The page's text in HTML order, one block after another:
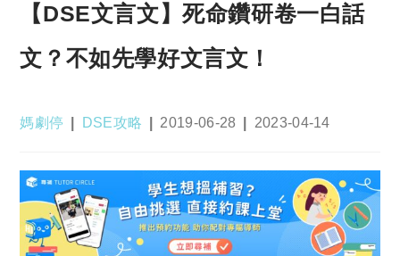
【DSE文言文】死命鑽研卷一白話
文？不如先學好文言文！
Post
媽劇停
Post
DSE攻略
Post
2019-06-28
Post
2023-04-14